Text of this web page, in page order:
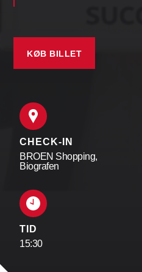
KØB BILLET
CHECK-IN
BROEN Shopping,
Biografen
TID
15:30